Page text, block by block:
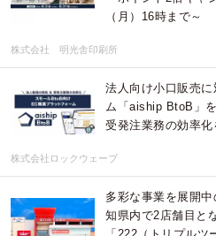
（月）16時まで～
株式会社 明光舎印刷所
法人向け小口販売
ム「aiship BtoB」
受発注業務の効率化
株式会社ロックウェーブ
多彩な事業を展開
知県内で2店舗目と